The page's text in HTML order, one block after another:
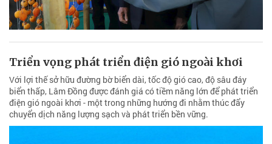
Triển vọng phát triển điện gió ngoài khơi
Với lợi thế sở hữu đường bờ biển dài, tốc độ gió cao, độ sâu đáy
biển thấp, Lâm Đồng được đánh giá có tiềm năng lớn để phát triển
điện gió ngoài khơi - một trong những hướng đi nhằm thúc đẩy
chuyển dịch năng lượng sạch và phát triển bền vững.